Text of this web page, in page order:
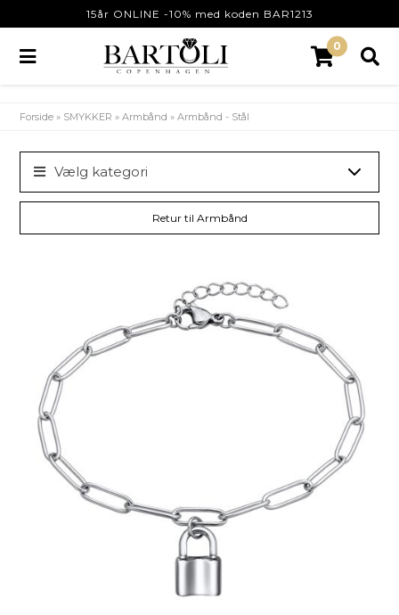
15år ONLINE -10% med koden BAR1213
0
Forside » SMYKKER »Armbånd »Armbånd - Stål
Vælg kategori
Retur til Armbånd